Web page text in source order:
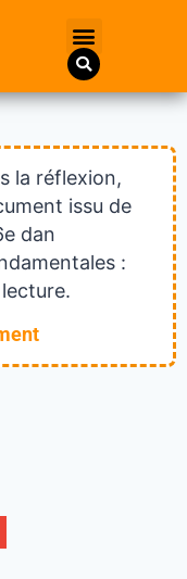
la réflexion,
issu de
dan
: